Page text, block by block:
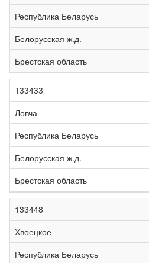
Республика Беларусь
Белорусская ж.д.
Брестская область
133433
Ловча
Республика Беларусь
Белорусская ж.д.
Брестская область
133448
Хвоецкое
Республика Беларусь